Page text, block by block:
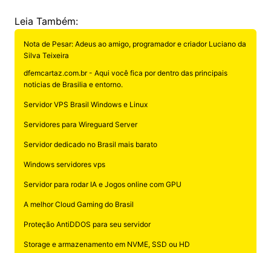
Leia Também:
Nota de Pesar: Adeus ao amigo, programador e criador Luciano da
Silva Teixeira
dfemcartaz.com.br - Aqui você fica por dentro das principais
noticias de Brasilia e entorno.
Servidor VPS Brasil Windows e Linux
Servidores para Wireguard Server
Servidor dedicado no Brasil mais barato
Windows servidores vps
Servidor para rodar IA e Jogos online com GPU
A melhor Cloud Gaming do Brasil
Proteção AntiDDOS para seu servidor
Storage e armazenamento em NVME, SSD ou HD